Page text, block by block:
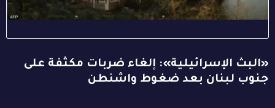
«البث الإسرائيلية»: إلغاء ضربات مكثفة على
جنوب لبنان بعد ضغوط واشنطن